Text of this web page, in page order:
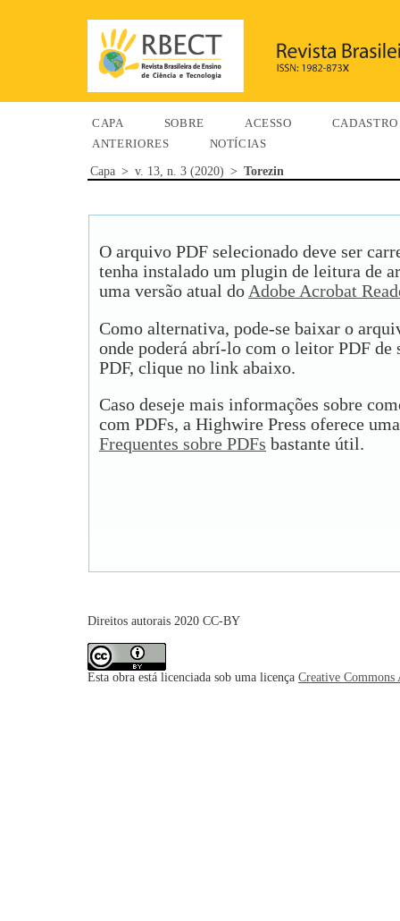
CAPA SOBRE ACESSO
CADASTRO
ANTERIORES
NOTÍCIAS
Capa > v. 13, n. 3 (2020) > Torezin
O arquivo PDF selecionado deve ser
tenha instalado um plugin de leitura de
uma versão atual doAdobe Acrobat
Como alternativa, pode-se baixar o
onde poderá abrí-lo com o leitor PDF de
PDF, clique no link abaixo.
Caso deseje mais informações sobre
com PDFs, a Highwire Press oferece
Frequentes sobre PDFs bastante útil.
Direitos autorais 2020 CC-BY
Esta obra está licenciada sob uma licença Creative